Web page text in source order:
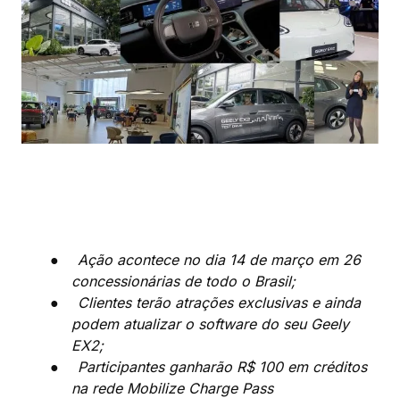
●
Ação acontece no dia 14 de março em 26
concessionárias de todo o Brasil;
●
Clientes terão atrações exclusivas e ainda
podem atualizar o software do seu Geely
EX2;
●
Participantes ganharão R$ 100 em créditos
na rede Mobilize Charge Pass